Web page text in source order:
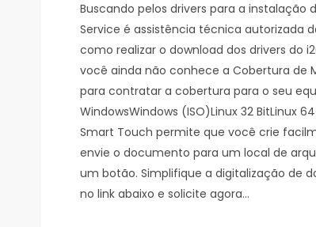
Buscando pelos drivers para a instalação
Service é assistência técnica autorizada
como realizar o download dos drivers do
você ainda não conhece a Cobertura de
para contratar a cobertura para o seu
WindowsWindows (ISO)Linux 32 BitLinux
Smart Touch permite que você crie
envie o documento para um local de
um botão. Simplifique a digitalização de
no link abaixo e solicite agora…